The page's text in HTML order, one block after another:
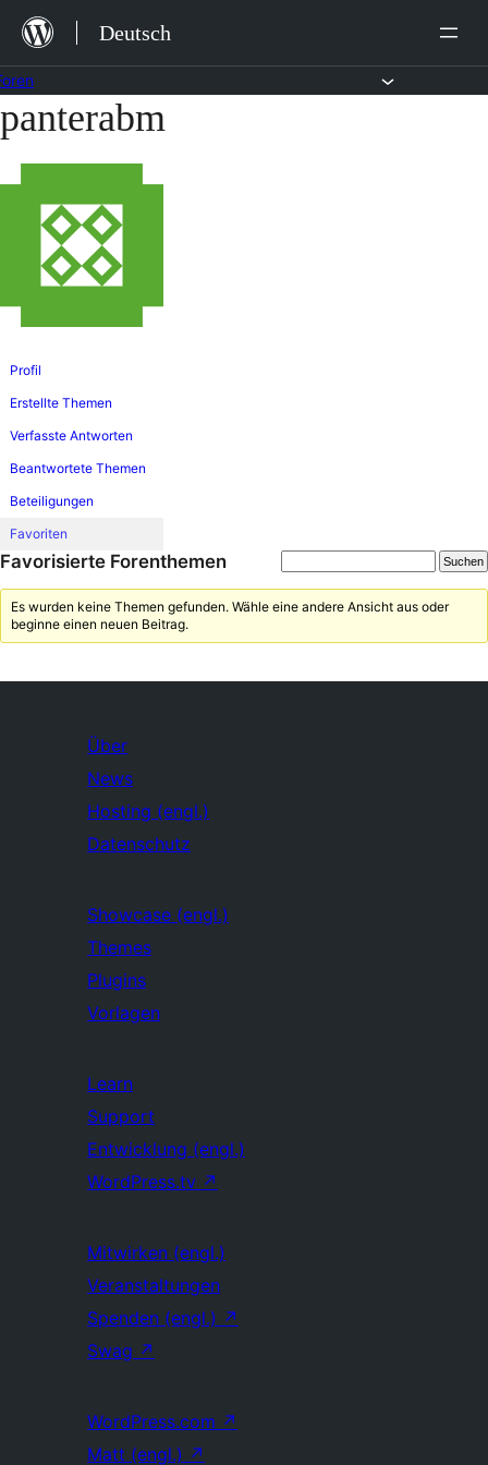
Zum
Inhalt
springen
Deutsch
Zum
Inhalt
panterabm
Profil
Erstellte Themen
Verfasste Antworten
Beantwortete Themen
Beteiligungen
Favoriten
Favorisierte Forenthemen
Es wurden keine Themen gefunden. Wähle eine andere Ansicht aus oder
beginne einen neuen Beitrag.
Über
News
Hosting (engl.)
Datenschutz
Showcase (engl.)
Themes
Plugins
Vorlagen
Learn
Support
Entwicklung (engl.)
WordPress.tv ↗
Mitwirken (engl.)
Veranstaltungen
Spenden (engl.) ↗
Swag ↗
WordPress.com ↗
Matt (engl.) ↗